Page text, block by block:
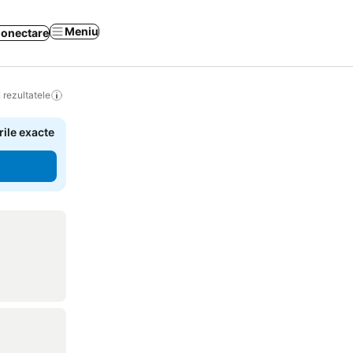
Meniu
rezultatele
exacte